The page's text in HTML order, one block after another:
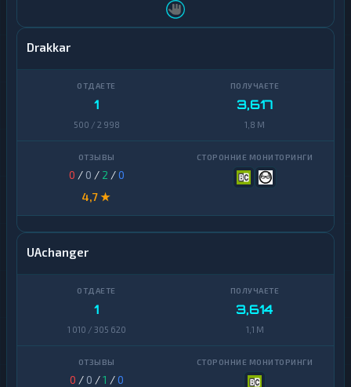
Drakkar
1
500 / 2 998
3,617
1,8 M
0 / 0 / 2 /0
4,7 ★
UAchanger
1
1 010 / 305 620
3,614
1,1 M
0 / 0 /1 /0
Zcash1